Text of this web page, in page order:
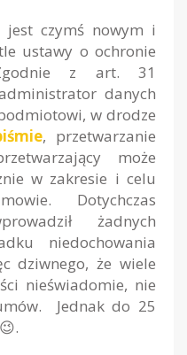
jest czymś nowym i
ustawy o ochronie
z art. 31
danych
w drodze
, przetwarzanie
może
w zakresie i celu
Dotychczas
żadnych
niedochowania
dziwnego, że wiele
nieświadomie, nie
Jednak do 25